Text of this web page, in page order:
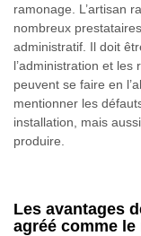
ramonage. L’artisan
nombreux
administratif. Il doit
l’administration et
peuvent se faire en
mentionner les
installation, mais
produire.
Les avantages
agréé comme